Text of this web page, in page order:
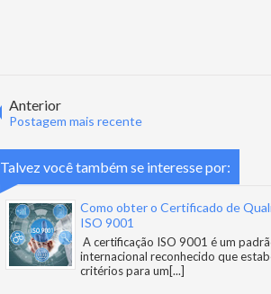
Anterior
Postagem mais recente
Talvez você também se interesse por:
Como obter o Certificado de
ISO 9001
A certificação ISO 9001 é um
internacional reconhecido que
critérios para um[...]